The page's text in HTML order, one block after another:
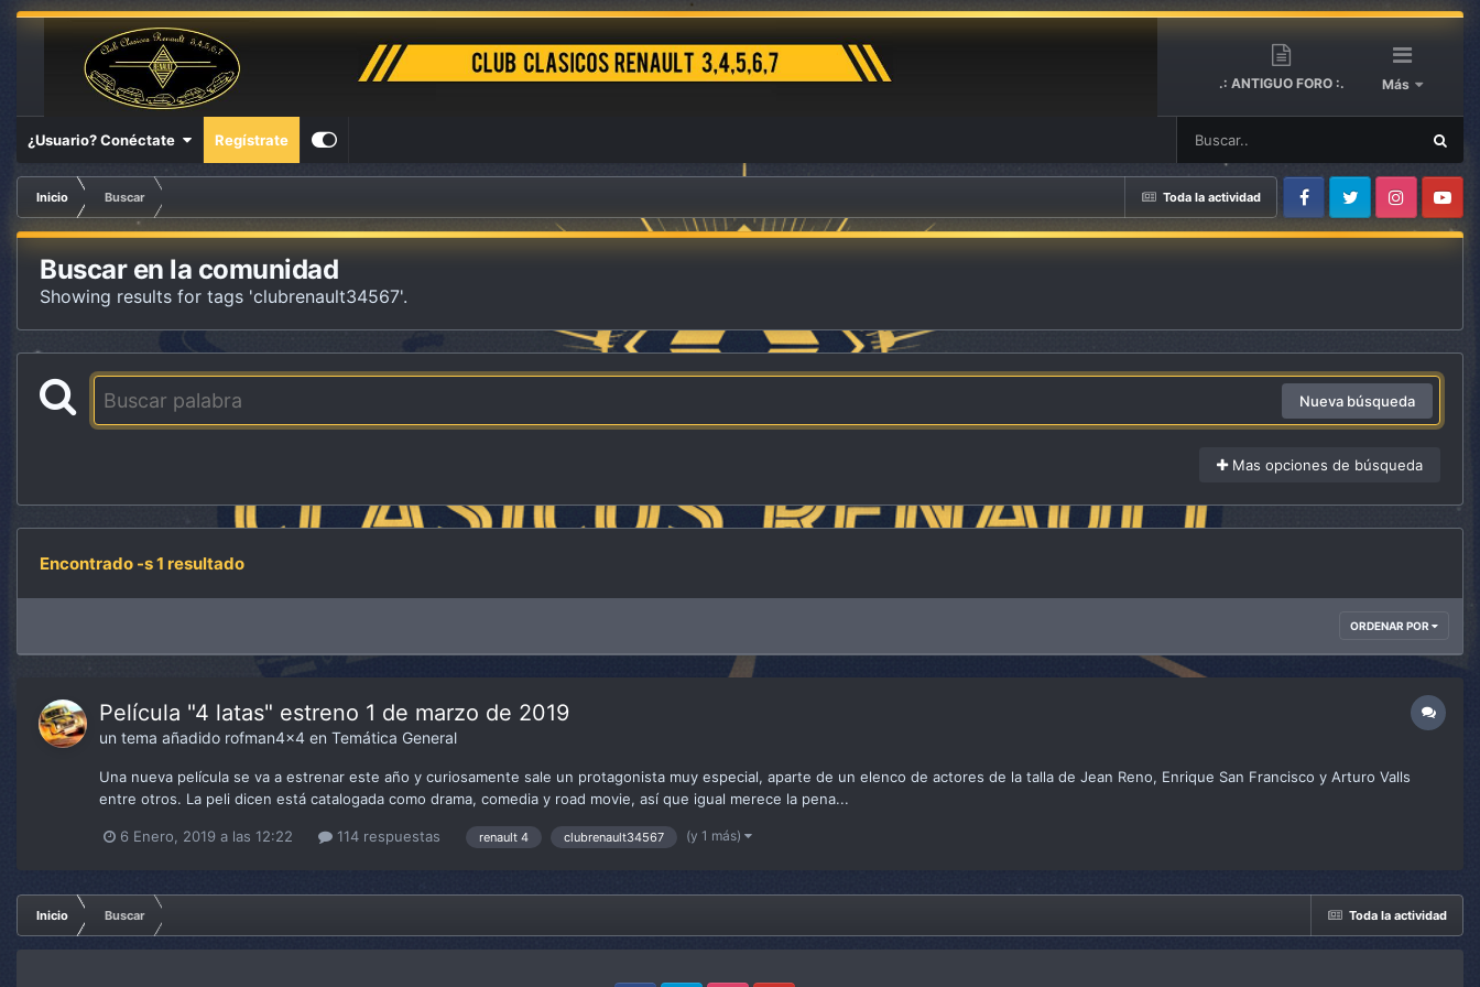
.: ANTIGUO FORO :. Más
¿Usuario? Conéctate Regístrate
Toda la actividad
Inicio
Buscar
FacebookTwitter InstagramYoutube
Buscar en la comunidad
Showing results for tags 'clubrenault34567'.
Nueva búsqueda
Mas opciones de búsqueda
Encontrado -s 1 resultado
ORDENAR POR
Película "4 latas" estreno 1 de marzo de 2019
un tema añadido rofman4x4 en Temática General
Una nueva película se va a estrenar este año y curiosamente sale un protagonista muy especial, aparte de un elenco de actores de la talla de Jean Reno, Enrique San Francisco y Arturo Valls
entre otros. La peli dicen está catalogada como drama, comedia y road movie, así que igual merece la pena...
6 Enero, 2019 a las 12:22 114 respuestas renault 4 clubrenault34567 (y 1 más)
Toda la actividad
Inicio Buscar